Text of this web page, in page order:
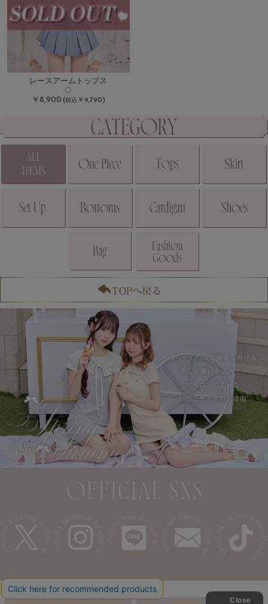
レースアームトップス
￥8,900 (税込 ￥9,790)